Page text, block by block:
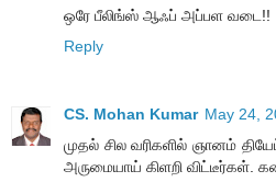
ஒரே பீலிங்ஸ் ஆஃப் அப்பள வடை!!
Reply
CS. Mohan Kumar May 24,
முதல் சில வரிகளில் ஞானம்
அருமையாய் கிளறி விட்டீர்கள்.